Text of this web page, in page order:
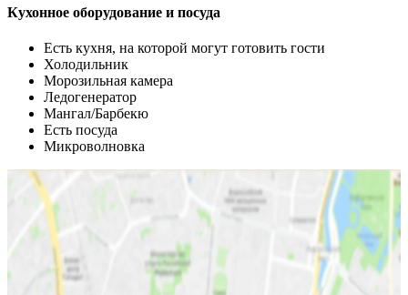
Кухонное оборудование и посуда
Есть кухня, на которой могут готовить гости
Холодильник
Морозильная камера
Ледогенератор
Мангал/Барбекю
Есть посуда
Микроволновка